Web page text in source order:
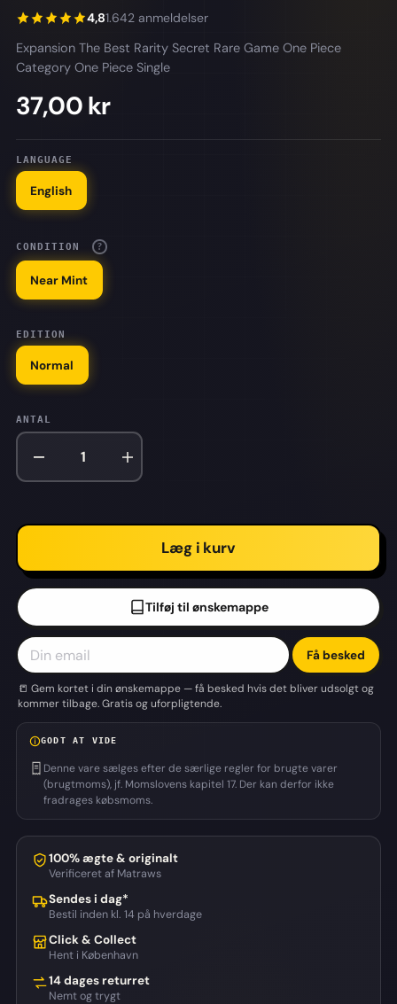
4,81.642 anmeldelser
Expansion The Best Rarity Secret Rare Game One Piece
Category One Piece Single
37,00 kr
LANGUAGE
English
CONDITION ?
Near Mint
EDITION
Normal
ANTAL
Læg i kurv
Tilføj til ønskemappe
Få besked
📒 Gem kortet i din ønskemappe — få besked hvis det bliver udsolgt og
kommer tilbage. Gratis og uforpligtende.
GODT AT VIDE
Denne vare sælges efter de særlige regler for brugte varer
(brugtmoms), jf. Momslovens kapitel 17. Der kan derfor ikke
fradrages købsmoms.
100% ægte & originalt
Verificeret af Matraws
Sendes i dag*
Bestil inden kl. 14 på hverdage
Click & Collect
Hent i København
14 dages returret
Nemt og trygt